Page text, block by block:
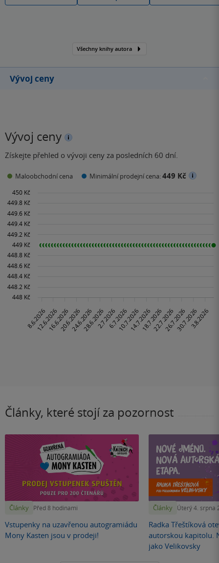
Všechny knihy autora
Vývoj ceny
Vývoj ceny
Získejte přehled o vývoji ceny za posledních 60 dní.
Maloobchodní cena Minimální prodejní cena:449 Kč
Články, které stojí za pozornost
Články Před 8 hodinami
Vstupenky na uzavřenou autogramiádu
Mony Kasten jsou v prodeji!
Články Úterý 4. srpna
Radka Třeštíková
autorskou kapitolu.
jako Velikovsky